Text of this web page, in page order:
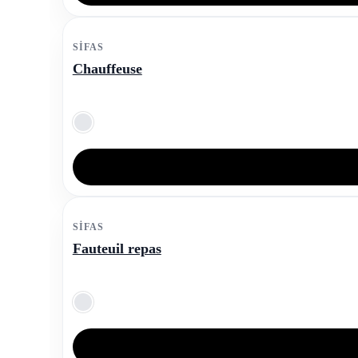
SIFAS
Chauffeuse
SIFAS
Fauteuil repas